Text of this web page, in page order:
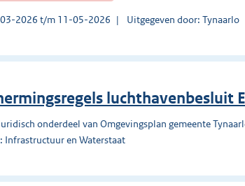
2026 t/m 11-05-2026 Uitgegeven door: Tynaarlo
luchthavenbesluit
onderdeel van Omgevingsplan gemeente
Infrastructuur en Waterstaat